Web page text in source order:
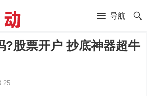
导航
?股票开户 抄底神器超牛